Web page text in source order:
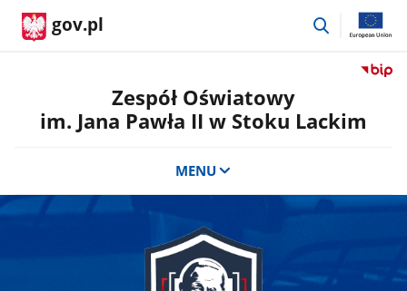
gov.pl
przejdź
Przejdź
II
Zespół Oświatowy
im. Jana Pawła II w Stoku Lackim
MENU